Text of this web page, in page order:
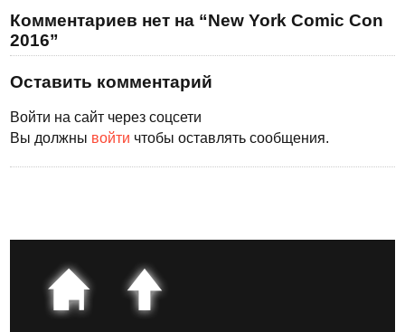
Комментариев нет на “New York Comic Con
2016”
Оставить комментарий
Войти на сайт через соцсети
Вы должны войти чтобы оставлять сообщения.